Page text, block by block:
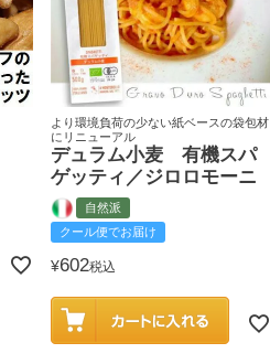
より環境負荷の少ない紙ベースの袋包材
にリニューアル
デュラム小麦 有機スパ
ゲッティ／ジロロモーニ
自然派
クール便でお届け
¥602税込